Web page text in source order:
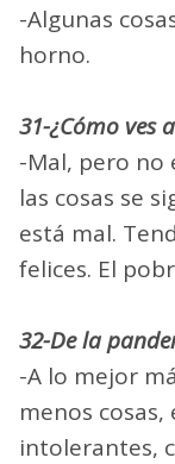
-Algunas
horno.
31-¿Cómo ves
-Mal, pero no
las cosas se
está mal.
felices. El
32-De la
-A lo mejor
menos
intolerantes,